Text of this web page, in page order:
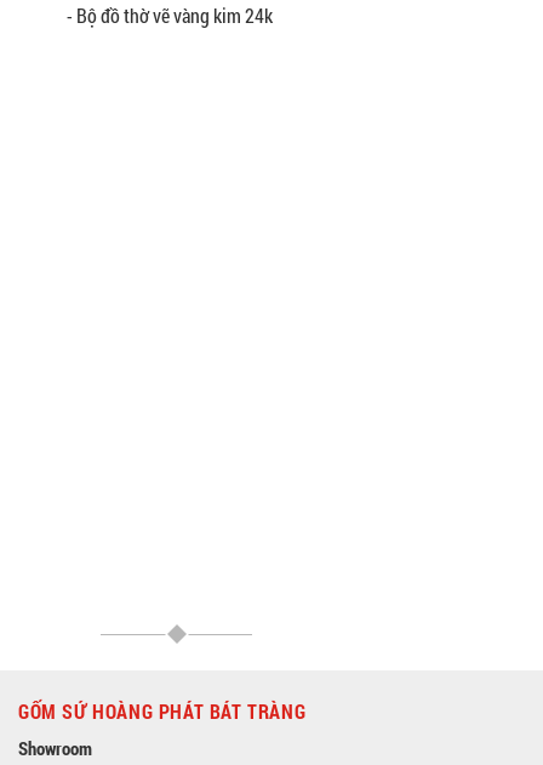
- Bộ đồ thờ vẽ vàng kim 24k
GỐM SỨ HOÀNG PHÁT BÁT TRÀNG
Showroom